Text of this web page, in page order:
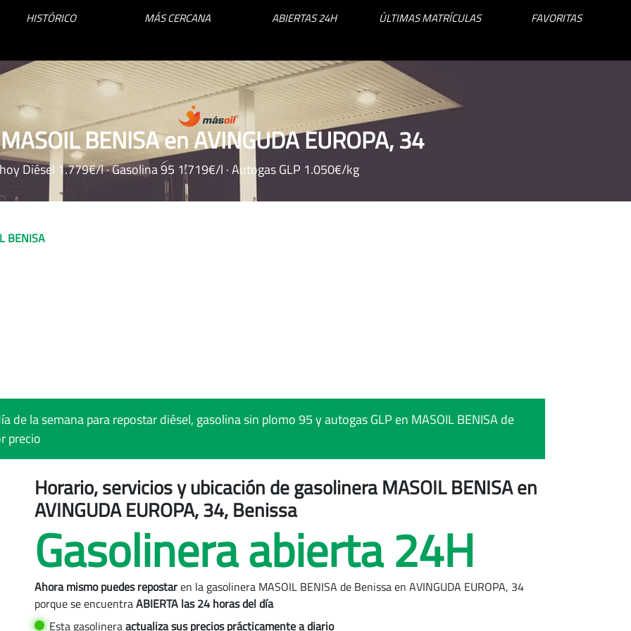
HISTÓRICO MÁS CERCANA ABIERTAS 24H ÚLTIMAS MATRÍCULAS FAVORITAS
BENISA en AVINGUDA EUROPA, 34
Diésel 1.779€/l · Gasolina 95 1.719€/l · Autogas GLP 1.050€/kg
BENISA
de la semana para repostar diésel, gasolina sin plomo 95 y autogas GLP en MASOIL BENISA de
precio
BENISA, Benissa
Benissa
Horario, servicios y ubicación de gasolinera MASOIL BENISAen
AVINGUDA EUROPA, 34, Benissa
Gasolinera abierta 24H
Ahora mismo puedes repostaren la gasolinera MASOIL BENISA de Benissaen AVINGUDA EUROPA, 34
porque se encuentraABIERTA las 24 horas del día
Esta gasolineraactualiza sus preciosprácticamente a diario